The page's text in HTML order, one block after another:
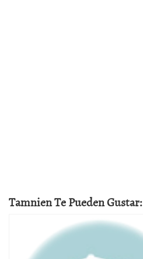
Tamnien Te Pueden Gustar: